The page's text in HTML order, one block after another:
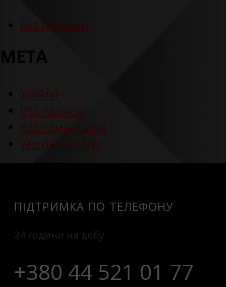
Без рубрики
МЕТА
Увійти
RSS записів
RSS коментарів
WordPress.org
ПІДТРИМКА ПО ТЕЛЕФОНУ
24 години на добу
+380 44 521 01 77